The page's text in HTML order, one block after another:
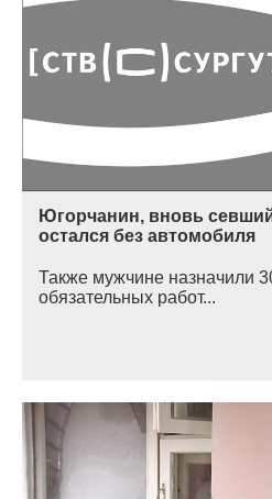
Югорчанин, вновь
остался без автомобиля
Также мужчине назначили
обязательных работ...